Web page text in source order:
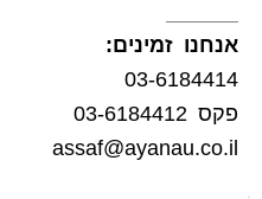
אנחנו זמינים:
03-6184414
פקס 03-6184412
assaf@ayanau.co.il